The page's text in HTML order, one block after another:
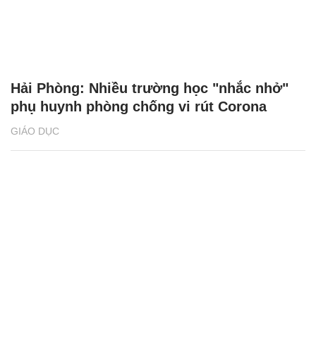
GIÁO DỤC
Hải Phòng: Nhiều trường học "nhắc nhở"
phụ huynh phòng chống vi rút Corona